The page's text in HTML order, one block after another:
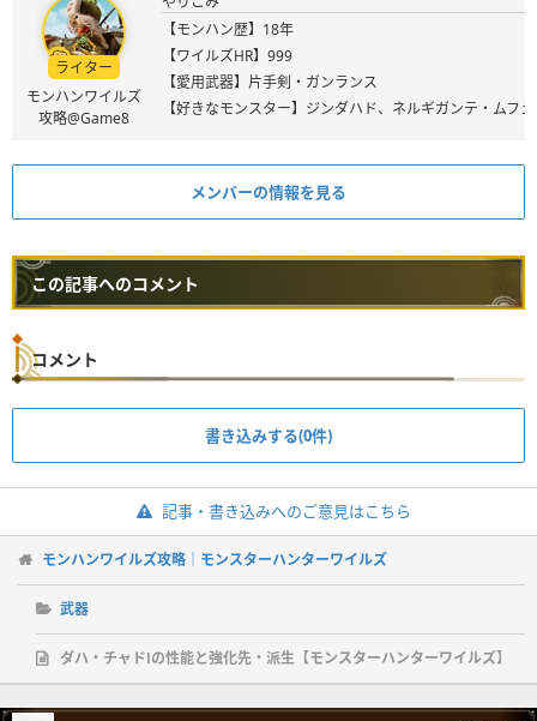
ライター
モンハンワイルズ
攻略@Game8
【モンハン歴】18年
【ワイルズHR】999
【愛用武器】片手剣・ガンランス
【好きなモンスター】ジンダハド、ネルギガンテ・ムフ
メンバーの情報を見る
この記事へのコメント
コメント
書き込みする(0件)
記事・書き込みへのご意見はこちら
モンハンワイルズ攻略｜モンスターハンターワイルズ
武器
ダハ・チャドⅠの性能と強化先・派生【モンスターハンターワイルズ】